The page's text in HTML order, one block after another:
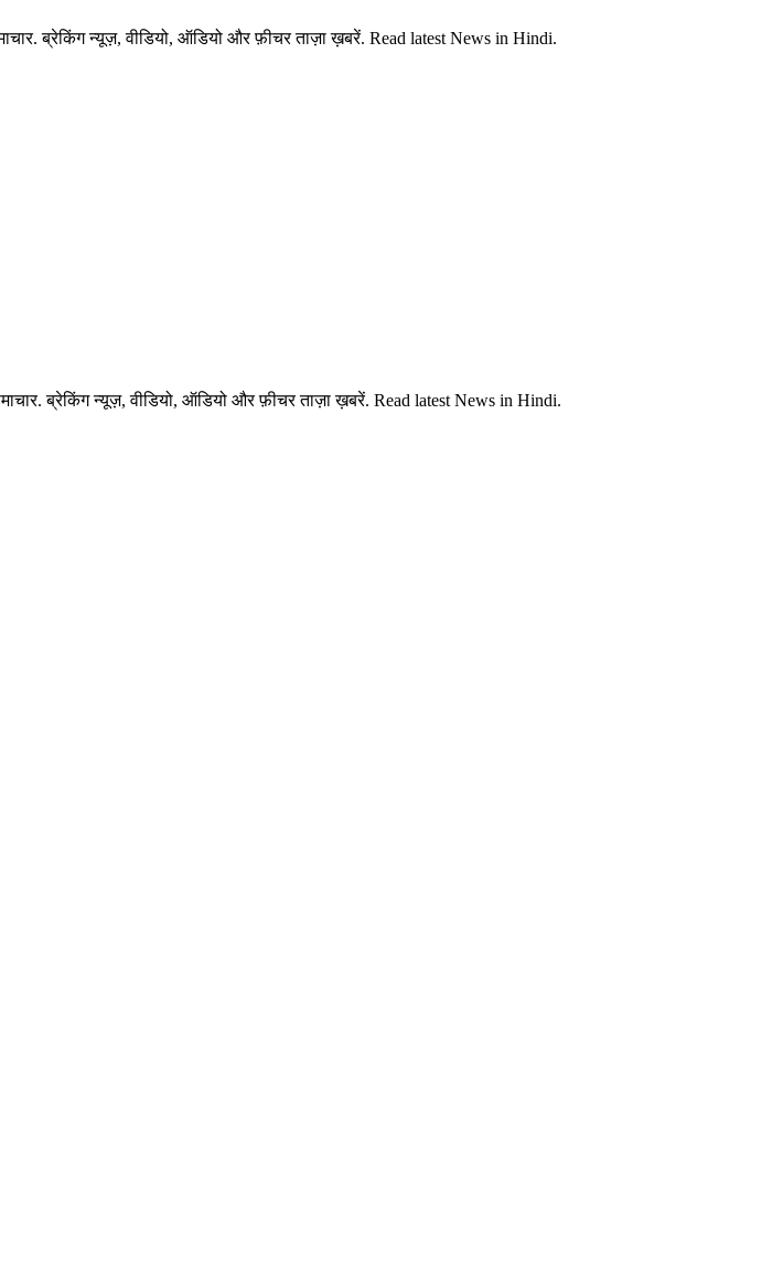
ब्रेकिंग न्यूज़, वीडियो, ऑडियो और फ़ीचर ताज़ा ख़बरें. Read latest News in Hindi.
ब्रेकिंग न्यूज़, वीडियो, ऑडियो और फ़ीचर ताज़ा ख़बरें. Read latest News in Hindi.